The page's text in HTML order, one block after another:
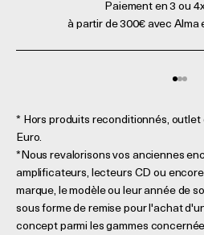
Paiement en 3 ou
à partir de 300€ avec Alma
* Hors produits reconditionnés, outlet
Euro.
*Nous revalorisons vos anciennes
amplificateurs, lecteurs CD ou
marque, le modèle ou leur année de
sous forme de remise pour l'achat
concept parmi les gammes